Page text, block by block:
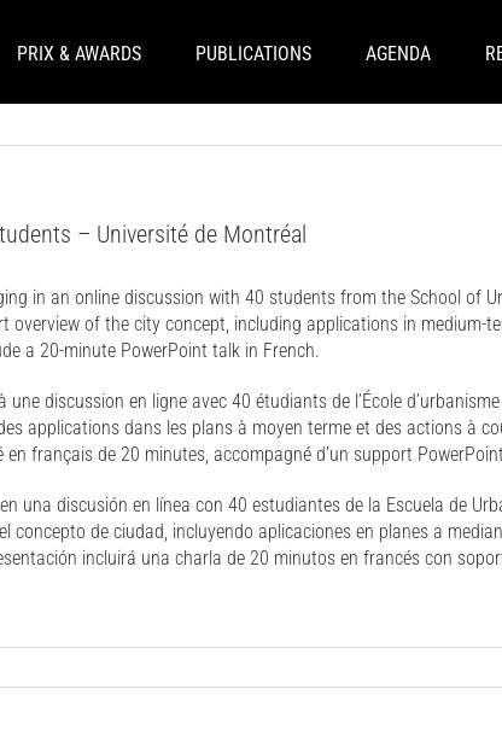
PRIX & AWARDS PUBLICATIONS AGENDA
– Université de Montréal
in an online discussion with 40 students from the School of
overview of the city concept, including applications in medium-
a 20-minute PowerPoint talk in French.
discussion en ligne avec 40 étudiants de l’École
applications dans les plans à moyen terme et des actions à
français de 20 minutes, accompagné d’un support
una discusión en línea con 40 estudiantes de la Escuela de
concepto de ciudad, incluyendo aplicaciones en planes a
incluirá una charla de 20 minutos en francés con